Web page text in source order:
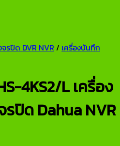
รปิด DVR NVR / เครื่องบันทึก
4KS2/L เครื่อง
ปิด Dahua NVR